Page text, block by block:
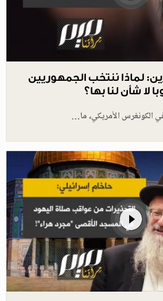
لماذا ننتخب الجمهوريين
شأن لنا بها؟
في الكونغرس الأمريكي، ما…